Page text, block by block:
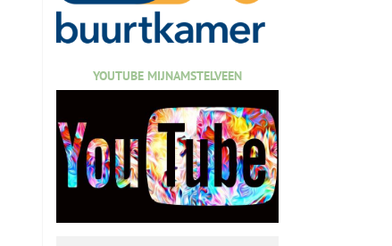
YOUTUBE MIJNAMSTELVEEN